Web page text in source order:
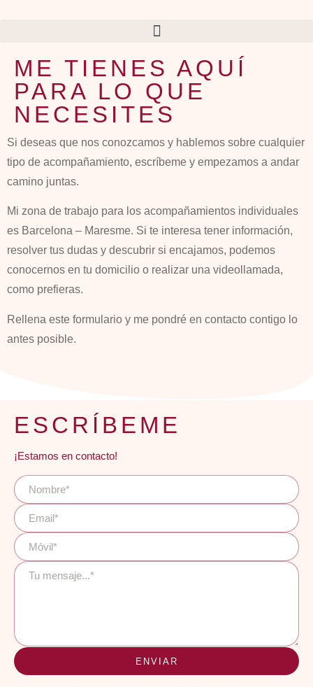
ME TIENES AQUÍ
PARA LO QUE
NECESITES
Si deseas que nos conozcamos y hablemos sobre cualquier
tipo de acompañamiento, escríbeme y empezamos a andar
camino juntas.
Mi zona de trabajo para los acompañamientos individuales
es Barcelona – Maresme. Si te interesa tener información,
resolver tus dudas y descubrir si encajamos, podemos
conocernos en tu domicilio o realizar una videollamada,
como prefieras.
Rellena este formulario y me pondré en contacto contigo lo
antes posible.
ESCRÍBEME
¡Estamos en contacto!
ENVIAR